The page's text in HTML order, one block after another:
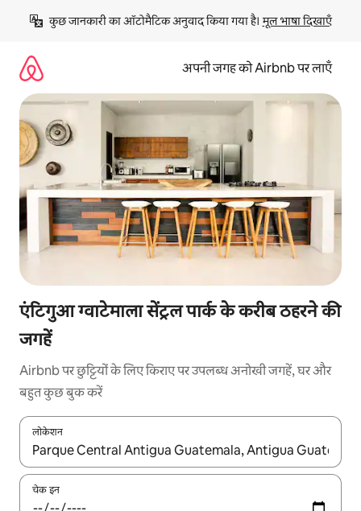
छोड़कर
कॉन्टेंट
कुछ जानकारी का ऑटोमैटिक अनुवाद किया गया है। मूल भाषा दिखाएँ
अपनी जगह को Airbnb पर लाएँ
एंटिगुआ ग्वाटेमाला सेंट्रल पार्क के करीब ठहरने की
जगहें
Airbnb पर छुट्टियों के लिए किराए पर उपलब्ध अनोखी जगहें, घर और
बहुत कुछ बुक करें
लोकेशन
नतीजों के उपलब्ध होने पर, अप और डाउन 'ऐरो की' का इस्तेमाल करके नेविगेट
चेक इन